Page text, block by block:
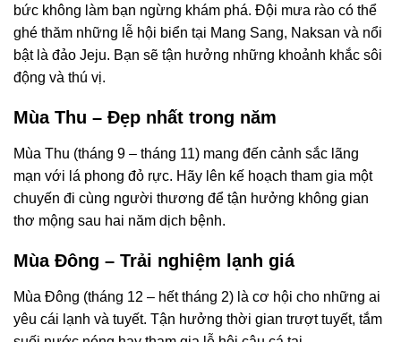
bức không làm bạn ngừng khám phá. Đội mưa rào có thể
ghé thăm những lễ hội biển tại Mang Sang, Naksan và nổi
bật là đảo Jeju. Bạn sẽ tận hưởng những khoảnh khắc sôi
động và thú vị.
Mùa Thu – Đẹp nhất trong năm
Mùa Thu (tháng 9 – tháng 11) mang đến cảnh sắc lãng
mạn với lá phong đỏ rực. Hãy lên kế hoạch tham gia một
chuyến đi cùng người thương để tận hưởng không gian
thơ mộng sau hai năm dịch bệnh.
Mùa Đông – Trải nghiệm lạnh giá
Mùa Đông (tháng 12 – hết tháng 2) là cơ hội cho những ai
yêu cái lạnh và tuyết. Tận hưởng thời gian trượt tuyết, tắm